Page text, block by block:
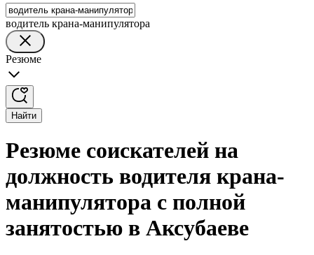
водитель крана-манипулятора
Резюме
Найти
Резюме соискателей на
должность водителя крана-
манипулятора с полной
занятостью в Аксубаеве